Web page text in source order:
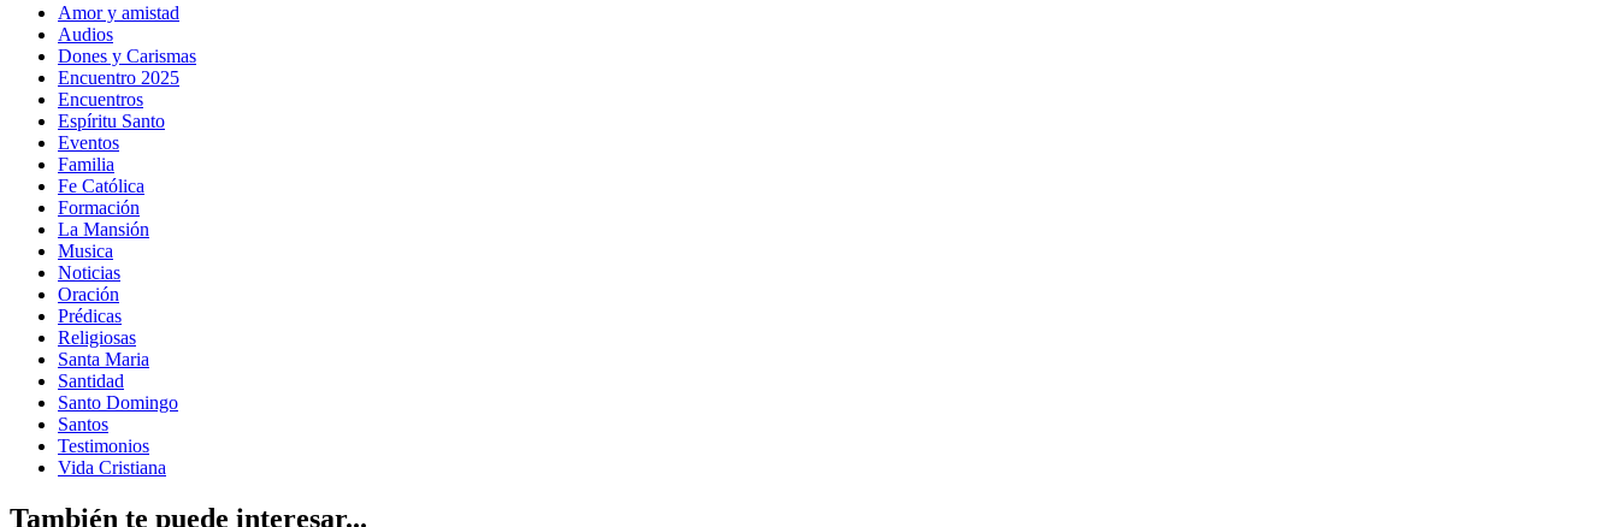
Amor y amistad
Audios
Dones y Carismas
Encuentro 2025
Encuentros
Espíritu Santo
Eventos
Familia
Fe Católica
Formación
La Mansión
Musica
Noticias
Oración
Prédicas
Religiosas
Santa Maria
Santidad
Santo Domingo
Santos
Testimonios
Vida Cristiana
También te puede interesar...